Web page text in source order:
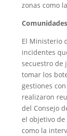
zonas como
El Ministerio
incidentes
secuestro de
tomar los
gestiones
realizaron
del Consejo
el objetivo de
como la